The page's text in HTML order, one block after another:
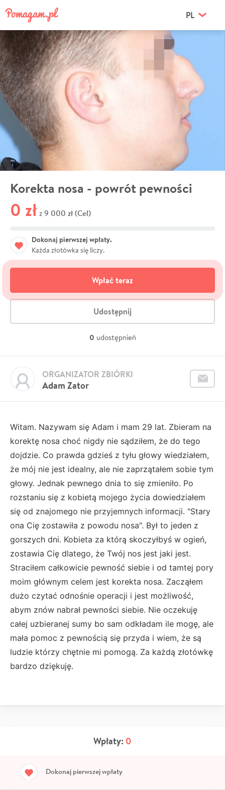
PL
Korekta nosa - powrót pewności
0 zł z 9 000 zł (Cel)
Dokonaj pierwszej wpłaty.
Każda złotówka się liczy.
Wpłać teraz
Udostępnij
0 udostępnień
Adam Zator
ORGANIZATOR ZBIÓRKI
Witam. Nazywam się Adam i mam 29 lat. Zbieram na
korektę nosa choć nigdy nie sądziłem, że do tego
dojdzie. Co prawda gdzieś z tyłu głowy wiedziałem,
że mój nie jest idealny, ale nie zaprzątałem sobie tym
głowy. Jednak pewnego dnia to się zmieniło. Po
rozstaniu się z kobietą mojego życia dowiedziałem
się od znajomego nie przyjemnych informacji. "Stary
ona Cię zostawiła z powodu nosa". Był to jeden z
gorszych dni. Kobieta za którą skoczyłbyś w ogień,
zostawia Cię dlatego, że Twój nos jest jaki jest.
Straciłem całkowicie pewność siebie i od tamtej pory
moim głównym celem jest korekta nosa. Zacząłem
dużo czytać odnośnie operacji i jest możliwość,
abym znów nabrał pewności siebie. Nie oczekuję
całej uzbieranej sumy bo sam odkładam ile mogę, ale
mała pomoc z pewnością się przyda i wiem, że są
ludzie którzy chętnie mi pomogą. Za każdą złotówkę
bardzo dziękuję.
Wpłaty: 0
Dokonaj pierwszej wpłaty